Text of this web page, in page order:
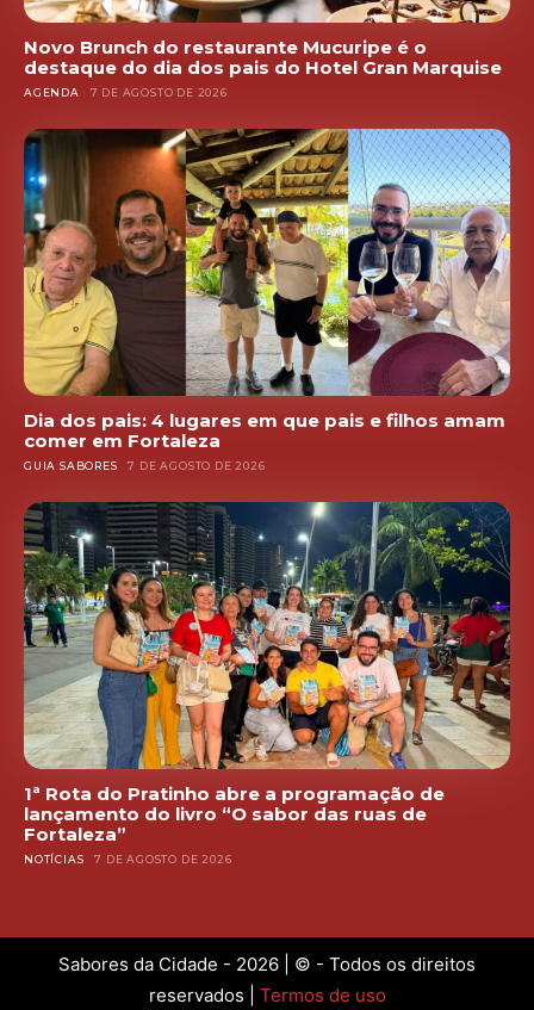
Novo Brunch do restaurante Mucuripe é o
destaque do dia dos pais do Hotel Gran Marquise
AGENDA 7 DE AGOSTO DE 2026
Dia dos pais: 4 lugares em que pais e filhos amam
comer em Fortaleza
GUIA SABORES 7 DE AGOSTO DE 2026
1ª Rota do Pratinho abre a programação de
lançamento do livro “O sabor das ruas de
Fortaleza”
NOTÍCIAS 7 DE AGOSTO DE 2026
Sabores da Cidade - 2026 | © - Todos os direitos
reservados | Termos de uso